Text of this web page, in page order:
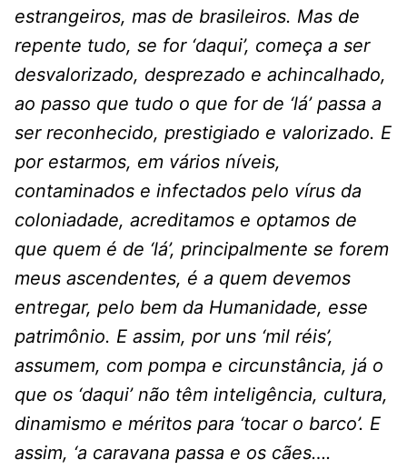
estrangeiros, mas de brasileiros. Mas de
repente tudo, se for ‘daqui’, começa a ser
desvalorizado, desprezado e achincalhado,
ao passo que tudo o que for de ‘lá’ passa a
ser reconhecido, prestigiado e valorizado. E
por estarmos, em vários níveis,
contaminados e infectados pelo vírus da
coloniadade, acreditamos e optamos de
que quem é de ‘lá’, principalmente se forem
meus ascendentes, é a quem devemos
entregar, pelo bem da Humanidade, esse
patrimônio. E assim, por uns ‘mil réis’,
assumem, com pompa e circunstância, já o
que os ‘daqui’ não têm inteligência, cultura,
dinamismo e méritos para ‘tocar o barco’. E
assim, ‘a caravana passa e os cães….